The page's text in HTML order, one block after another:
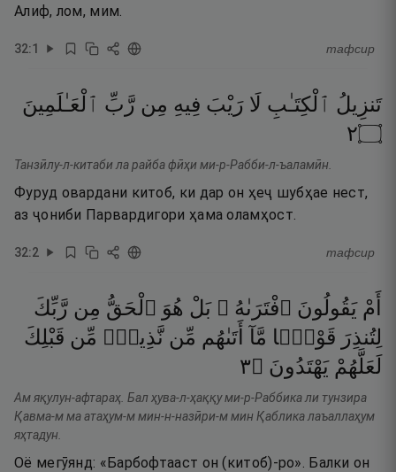
Алиф, лом, мим.
32:1 тафсир
تَنزِيلُ ٱلْكِتَـٰبِ لَا رَيْبَ فِيهِ مِن رَّبِّ ٱلْعَـٰلَمِينَ
۝٢
Танзӣлу-л-китаби ла райба фӣҳи ми-р-Рабби-л-ъаламӣн.
Фуруд овардани китоб, ки дар он ҳеҷ шубҳае нест,
аз ҷониби Парвардигори ҳама оламҳост.
32:2 тафсир
أَمْ يَقُولُونَ ٱفْتَرَىٰهُ ۚ بَلْ هُوَ ٱلْحَقُّ مِن رَّبِّكَ
لِتُنذِرَ قَوْمًۭا مَّآ أَتَىٰهُم مِّن نَّذِيرٍۢ مِّن قَبْلِكَ
لَعَلَّهُمْ يَهْتَدُونَ ۝٣
Ам яқулун-афтараҳ. Бал ҳува-л-ҳаққу ми-р-Раббика ли тунзира
Қавма-м ма атаҳум-м мин-н-назӣри-м мин Қаблика лаъаллаҳум
яҳтадун.
Оё мегӯянд: «Барбофтааст он (китоб)-ро». Балки он